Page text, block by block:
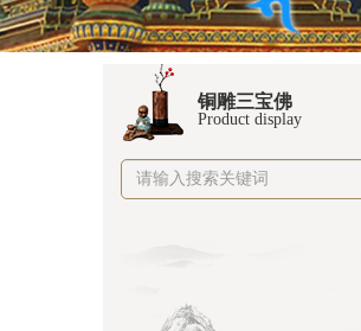
铜雕三宝佛
Product display